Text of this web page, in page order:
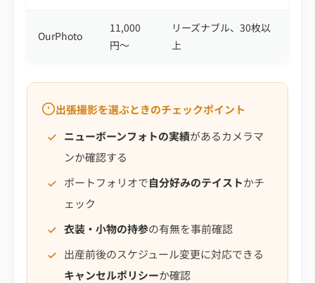
OurPhoto
11,000
円〜
リーズナブル、30枚以
上
出張撮影を選ぶときのチェックポイント
ニューボーンフォトの実績があるカメラマ
ンか確認する
ポートフォリオで自分好みのテイストかチ
ェック
衣装・小物の持参の有無を事前確認
出産前後のスケジュール変更に対応できる
キャンセルポリシーか確認